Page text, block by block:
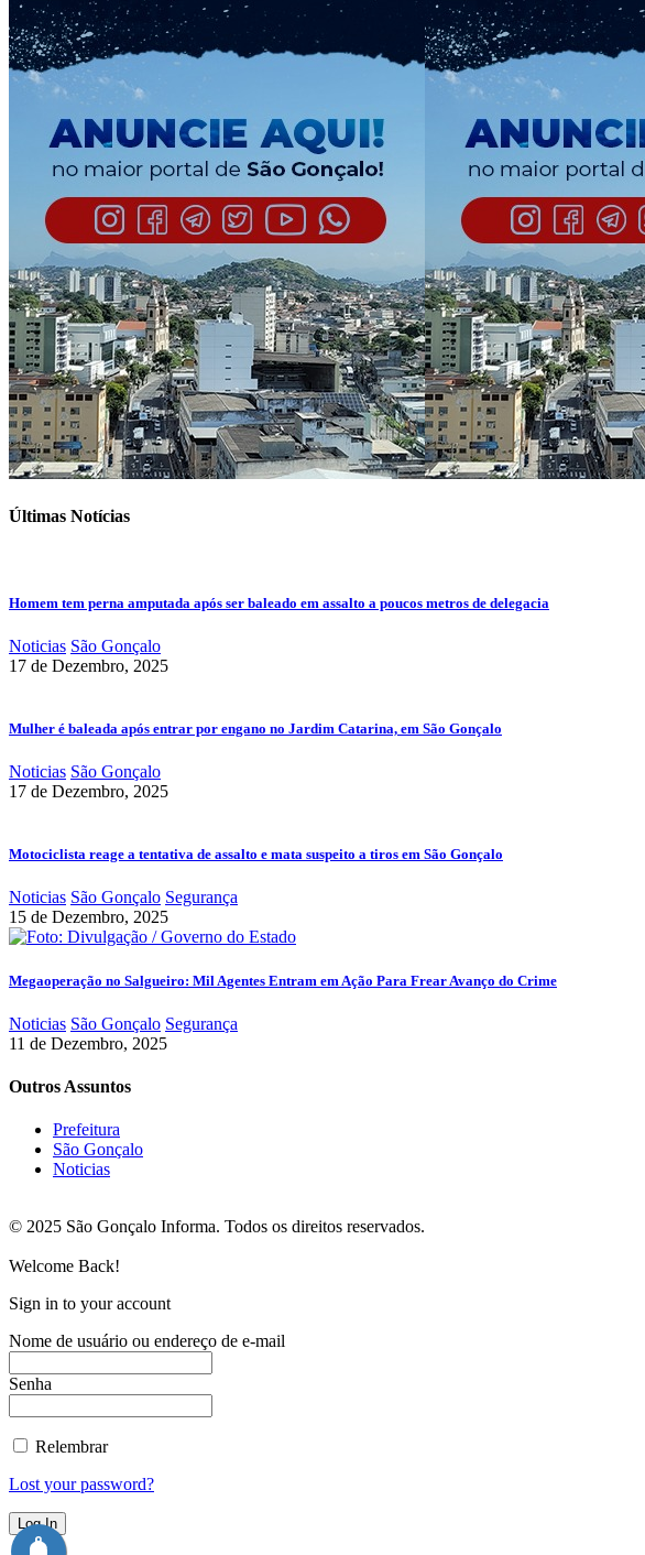
Últimas Notícias
Homem tem perna amputada após ser baleado em assalto a poucos metros de delegacia
Noticias São Gonçalo
17 de Dezembro, 2025
Mulher é baleada após entrar por engano no Jardim Catarina, em São Gonçalo
Noticias São Gonçalo
17 de Dezembro, 2025
Motociclista reage a tentativa de assalto e mata suspeito a tiros em São Gonçalo
Noticias São Gonçalo Segurança
15 de Dezembro, 2025
Megaoperação no Salgueiro: Mil Agentes Entram em Ação Para Frear Avanço do Crime
Noticias São Gonçalo Segurança
11 de Dezembro, 2025
Outros Assuntos
Prefeitura
São Gonçalo
Noticias
© 2025 São Gonçalo Informa. Todos os direitos reservados.
Welcome Back!
Sign in to your account
Nome de usuário ou endereço de e-mail
Senha
Relembrar
Lost your password?